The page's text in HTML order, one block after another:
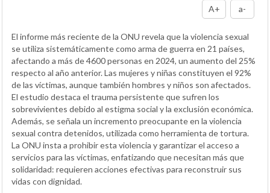
A+ a-
El informe más reciente de la ONU revela que la violencia sexual
se utiliza sistemáticamente como arma de guerra en 21 países,
afectando a más de 4600 personas en 2024, un aumento del 25%
respecto al año anterior. Las mujeres y niñas constituyen el 92%
de las víctimas, aunque también hombres y niños son afectados.
El estudio destaca el trauma persistente que sufren los
sobrevivientes debido al estigma social y la exclusión económica.
Además, se señala un incremento preocupante en la violencia
sexual contra detenidos, utilizada como herramienta de tortura.
La ONU insta a prohibir esta violencia y garantizar el acceso a
servicios para las víctimas, enfatizando que necesitan más que
solidaridad: requieren acciones efectivas para reconstruir sus
vidas con dignidad.